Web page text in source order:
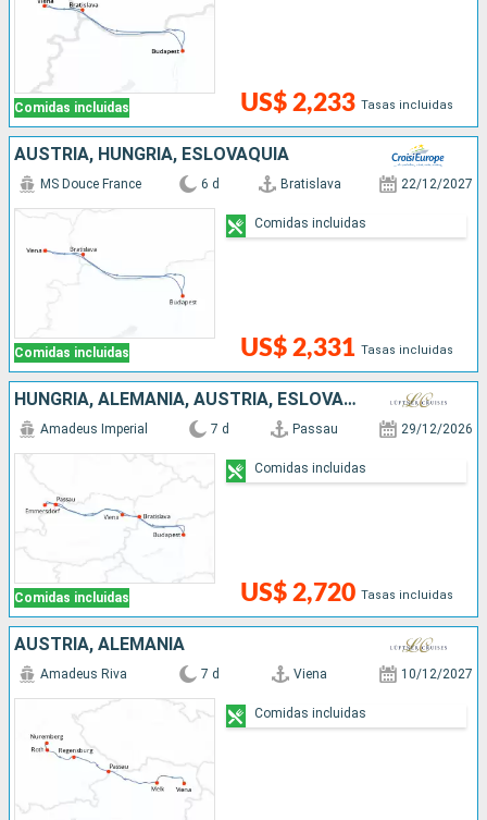
Comidas incluidas US$ 2,233 Tasas incluidas
AUSTRIA, HUNGRÍA, ESLOVAQUIA
Comidas incluidas
MS Douce France 6 d Bratislava 22/12/2027
US$ 2,331 Tasas incluidas
Comidas incluidas
HUNGRÍA, ALEMANIA, AUSTRIA, ESLOVAQUIA
Comidas incluidas
Amadeus Imperial 7 d Passau 29/12/2026
US$ 2,720 Tasas incluidas
Comidas incluidas
AUSTRIA, ALEMANIA
Amadeus Riva 7 d Viena 10/12/2027
Comidas incluidas